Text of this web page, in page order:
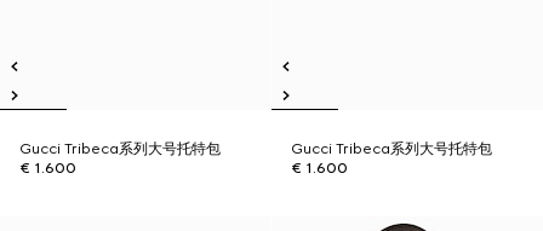
Gucci Tribeca系列大号托特包
€ 1.600
Gucci Tribeca系列大号托特包
€ 1.600